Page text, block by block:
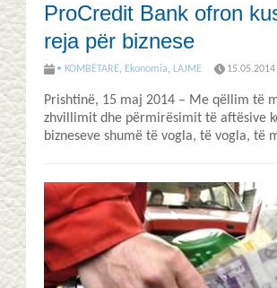
ProCredit Bank ofron
reja për biznese
• KOMBËTARE, Ekonomia, LAJME 15.05.2014
Prishtinë, 15 maj 2014 – Me qëllim të
zhvillimit dhe përmirësimit të aftësive
bizneseve shumë të vogla, të vogla, të